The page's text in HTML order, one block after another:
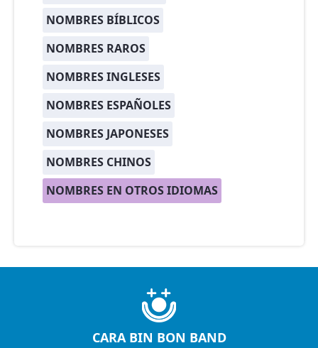
NOMBRES BÍBLICOS
NOMBRES RAROS
NOMBRES INGLESES
NOMBRES ESPAÑOLES
NOMBRES JAPONESES
NOMBRES CHINOS
NOMBRES EN OTROS IDIOMAS
CARA BIN BON BAND